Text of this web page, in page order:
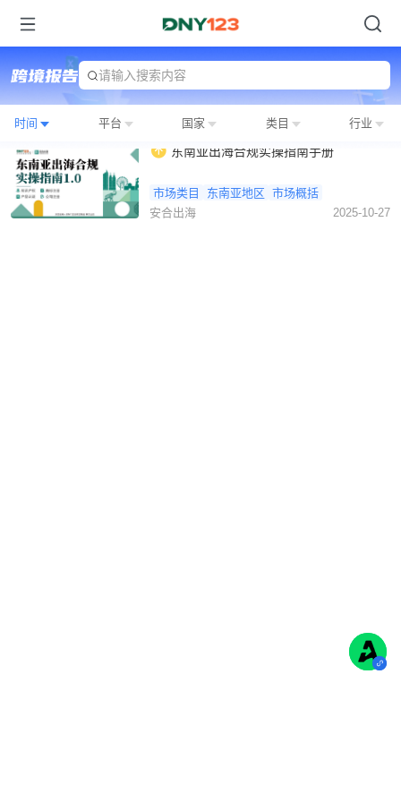
请输入搜索内容
时间 平台 国家 类目 行业
东南亚出海合规实操指南手册
市场类目 东南亚地区 市场概括
安合出海
2025-10-27